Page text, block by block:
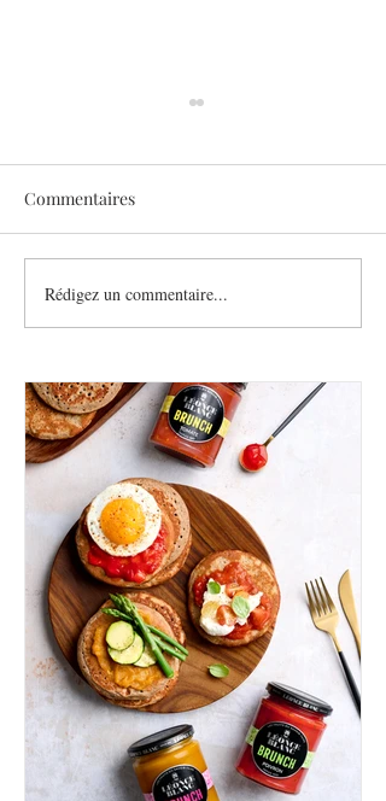
Commentaires
Rédigez un commentaire...